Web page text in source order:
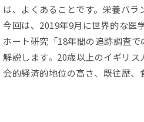
は、よくあることです。栄養バラ
今回は、2019年9月に世界的な医
ホート研究「18年間の追跡調査
解説します。20歳以上のイギリ
会的経済的地位の高さ、既往歴、